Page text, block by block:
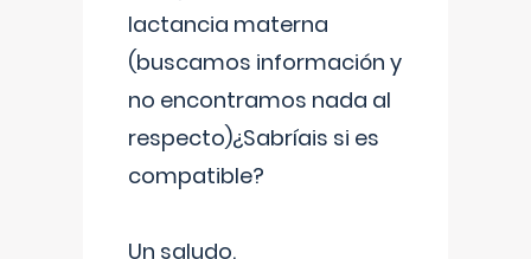
lactancia materna
(buscamos información y
no encontramos nada al
respecto)¿Sabríais si es
compatible?
Un saludo.